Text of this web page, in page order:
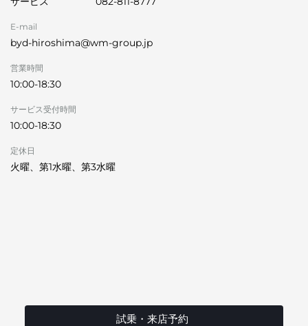
E-mail
byd-hiroshima@wm-group.jp
営業時間
10:00-18:30
サービス受付時間
10:00-18:30
定休日
火曜、第1水曜、第3水曜
試乗・来店予約